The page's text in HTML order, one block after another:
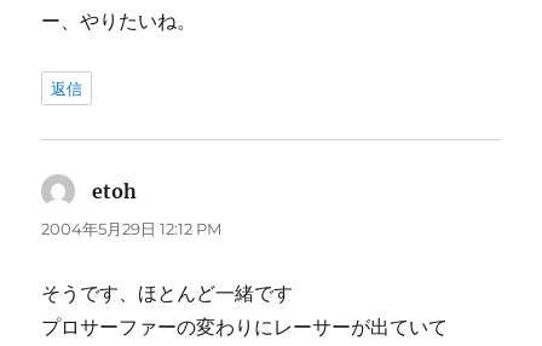
ー、やりたいね。
返信
etoh
り:
2004年5月29日 12:12 PM
そうです、ほとんど一緒です
プロサーファーの変わりにレーサーが出ていて